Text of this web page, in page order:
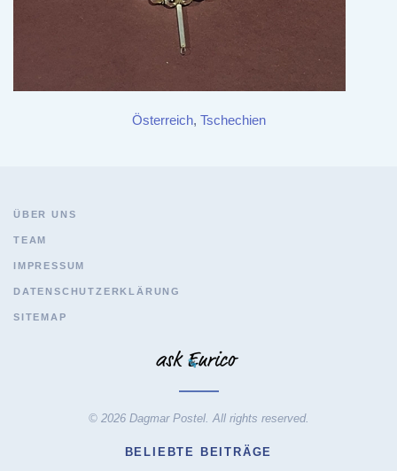
Österreich, Tschechien
ÜBER UNS
TEAM
IMPRESSUM
DATENSCHUTZERKLÄRUNG
SITEMAP
© 2026 Dagmar Postel. All rights reserved.
BELIEBTE BEITRÄGE